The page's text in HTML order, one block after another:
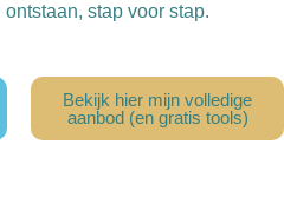
stap voor stap.
Bekijk hier mijn volledige
aanbod (en gratis tools)